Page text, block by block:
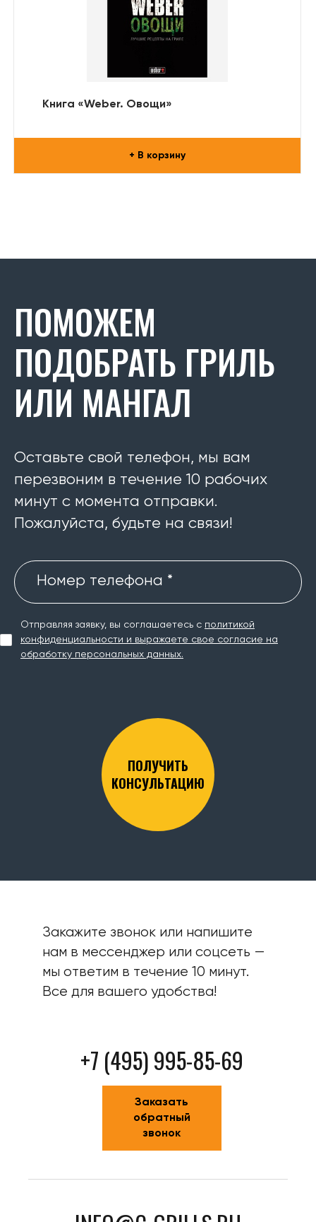
Книга «Weber. Овощи»
+ В корзину
ПОМОЖЕМ
ПОДОБРАТЬ ГРИЛЬ
ИЛИ МАНГАЛ
Оставьте свой телефон, мы вам
перезвоним в течение 10 рабочих
минут с момента отправки.
Пожалуйста, будьте на связи!
Номер телефона *
Отправляя заявку, вы соглашаетесь с политикой
конфиденциальности и выражаете свое согласие на
обработку персональных данных.
ПОЛУЧИТЬ
КОНСУЛЬТАЦИЮ
Закажите звонок или напишите
нам в мессенджер или соцсеть —
мы ответим в течение 10 минут.
Все для вашего удобства!
+7 (495) 995-85-69
Заказать
обратный
звонок